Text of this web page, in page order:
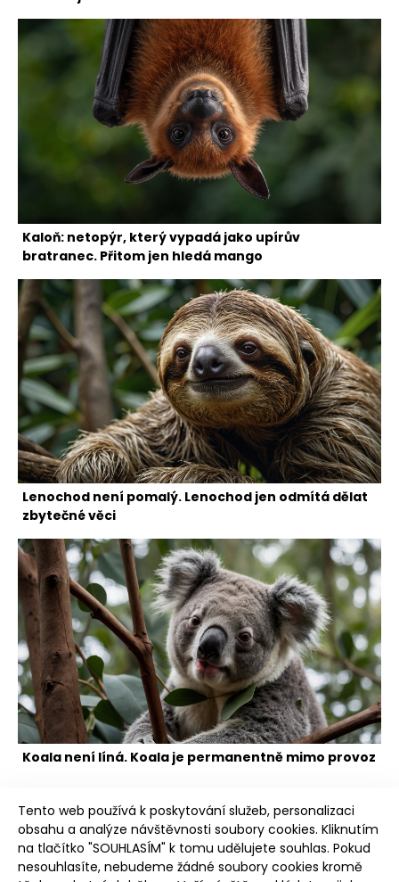
Kaloň: netopýr, který vypadá jako upírův
bratranec. Přitom jen hledá mango
Lenochod není pomalý. Lenochod jen odmítá dělat
zbytečné věci
Koala není líná. Koala je permanentně mimo provoz
Tento web používá k poskytování služeb, personalizaci
obsahu a analýze návštěvnosti soubory cookies. Kliknutím
na tlačítko "SOUHLASÍM" k tomu udělujete souhlas. Pokud
nesouhlasíte, nebudeme žádné soubory cookies kromě